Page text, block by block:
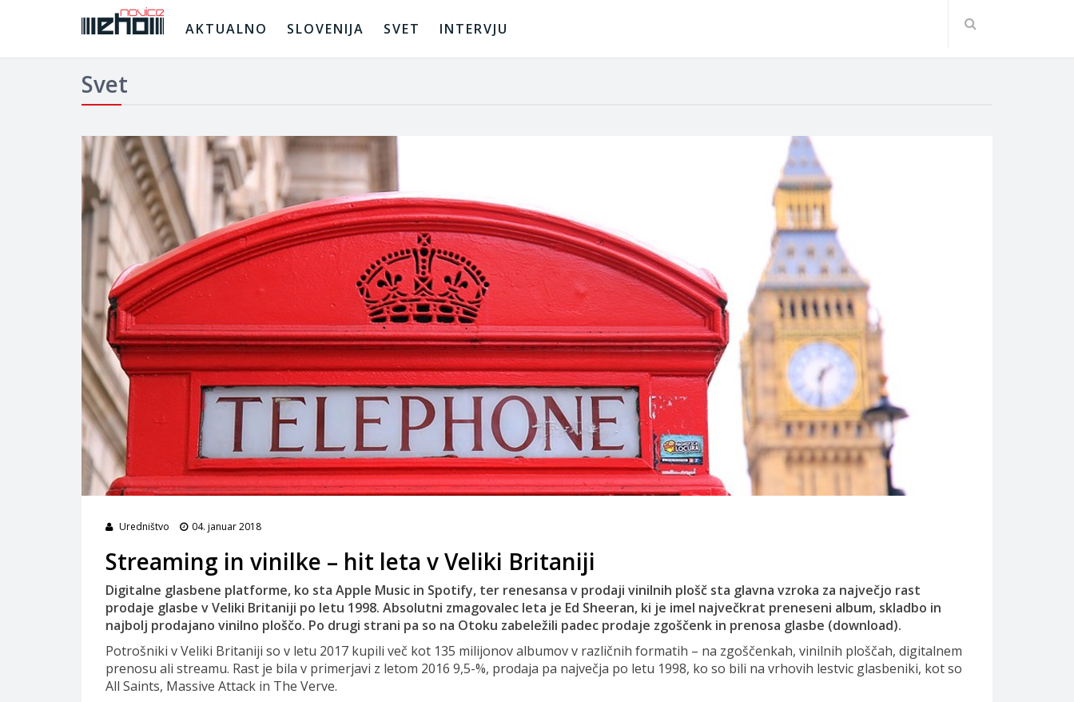
AKTUALNO SLOVENIJA SVET INTERVJU
Svet
Uredništvo 04. januar 2018
Streaming in vinilke – hit leta v Veliki Britaniji
Digitalne glasbene platforme, ko sta Apple Music in Spotify, ter renesansa v prodaji vinilnih plošč sta glavna vzroka za največjo rast
prodaje glasbe v Veliki Britaniji po letu 1998. Absolutni zmagovalec leta je Ed Sheeran, ki je imel največkrat preneseni album, skladbo in
najbolj prodajano vinilno ploščo. Po drugi strani pa so na Otoku zabeležili padec prodaje zgoščenk in prenosa glasbe (download).
Potrošniki v Veliki Britaniji so v letu 2017 kupili več kot 135 milijonov albumov v različnih formatih – na zgoščenkah, vinilnih ploščah, digitalnem
prenosu ali streamu. Rast je bila v primerjavi z letom 2016 9,5-%, prodaja pa največja po letu 1998, ko so bili na vrhovih lestvic glasbeniki, kot so
All Saints, Massive Attack in The Verve.